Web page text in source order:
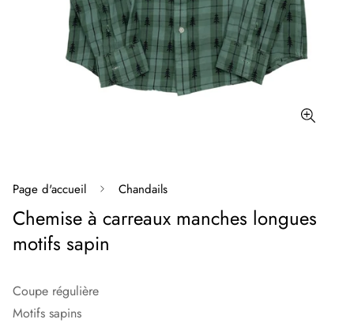
Page d'accueil Chandails
Chemise à carreaux manches longues
motifs sapin
Coupe régulière
Motifs sapins